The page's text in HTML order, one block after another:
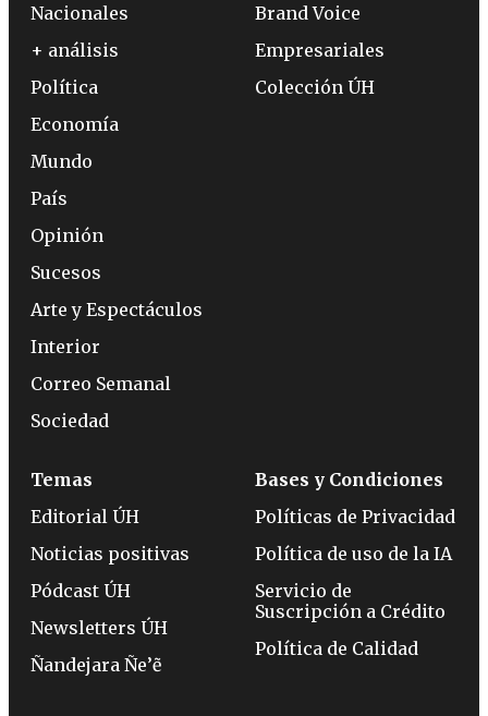
Nacionales
+ análisis
Política
Economía
Mundo
País
Opinión
Sucesos
Arte y Espectáculos
Interior
Correo Semanal
Sociedad
Brand Voice
Empresariales
Colección ÚH
Temas
Editorial ÚH
Noticias positivas
Pódcast ÚH
Newsletters ÚH
Ñandejara Ñe’ẽ
Bases y Condiciones
Políticas de Privacidad
Política de uso de la IA
Servicio de
Suscripción a Crédito
Política de Calidad